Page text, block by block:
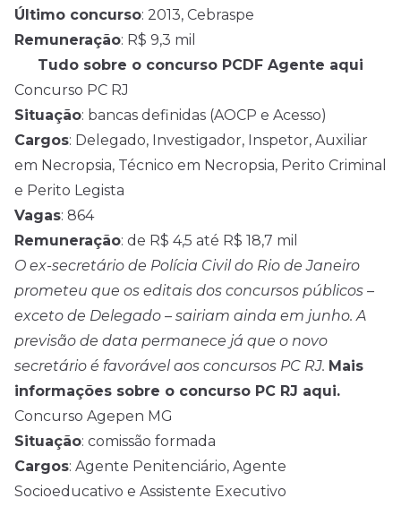
Último concurso: 2013, Cebraspe
Remuneração: R$ 9,3 mil
Tudo sobre o concurso PCDF Agente aqui
Concurso PC RJ
Situação: bancas definidas (AOCP e Acesso)
Cargos: Delegado, Investigador, Inspetor, Auxiliar
em Necropsia, Técnico em Necropsia, Perito Criminal
e Perito Legista
Vagas: 864
Remuneração: de R$ 4,5 até R$ 18,7 mil
O ex-secretário de Polícia Civil do Rio de Janeiro
prometeu que os editais dos concursos públicos –
exceto de Delegado – sairiam ainda em junho. A
previsão de data permanece já que o novo
secretário é favorável aos concursos PC RJ. Mais
informações sobre o concurso PC RJ aqui.
Concurso Agepen MG
Situação: comissão formada
Cargos: Agente Penitenciário, Agente
Socioeducativo e Assistente Executivo